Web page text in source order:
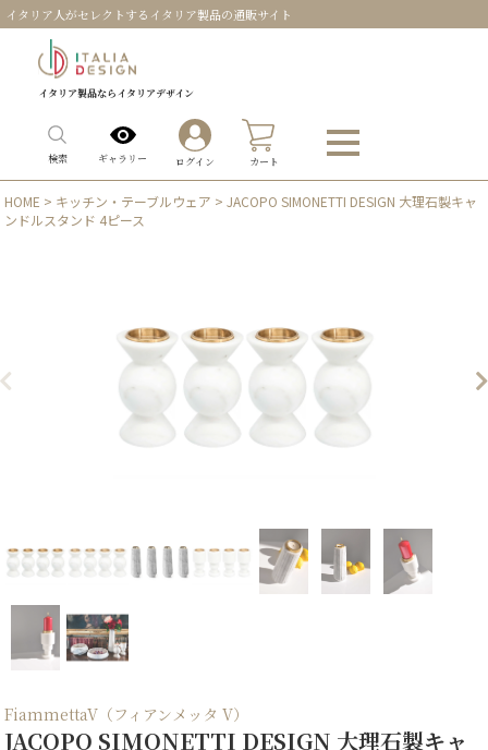
イタリア人がセレクトするイタリア製品の通販サイト
イタリア製品ならイタリアデザイン
検索 ギャラリー ログイン カート
HOME > キッチン・テーブルウェア > JACOPO SIMONETTI DESIGN 大理石製キャ
ンドルスタンド 4ピース
FiammettaV（フィアンメッタ V）
JACOPO SIMONETTI DESIGN 大理石製キャ